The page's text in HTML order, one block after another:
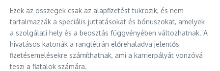
Ezek az összegek csak az alapfizetést tükrözik, és nem
tartalmazzák a speciális juttatásokat és bónuszokat, amelyek
a szolgálati hely és a beosztás függvényében változhatnak. A
hivatásos katonák a ranglétrán előrehaladva jelentős
fizetésemelésekre számíthatnak, ami a karrierpályát vonzóvá
teszi a fiatalok számára.